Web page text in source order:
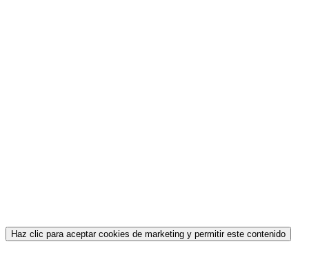
Haz clic para aceptar cookies de marketing y permitir este contenido